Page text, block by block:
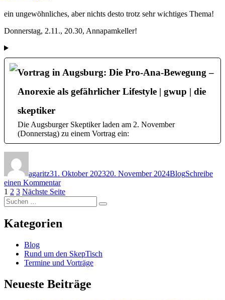
ein ungewöhnliches, aber nichts desto trotz sehr wichtiges Thema!
Donnerstag, 2.11., 20.30, Annapamkeller!
Vortrag in Augsburg: Die Pro-Ana-Bewegung –
Anorexie als gefährlicher Lifestyle | gwup | die
skeptiker
Die Augsburger Skeptiker laden am 2. November
(Donnerstag) zu einem Vortrag ein:
agaritz31. Oktober 202320. November 2024BlogSchreibe
einen Kommentarzu
Vortrag
Augsburg:
Pro-
–
Anorexie
gefährlicher
Lifestyle
Seitennummerierung
der
Beiträge
Seite
1 Seite
2 Seite
3 Nächste Seite
Suchen
nach:
Suchen
Kategorien
Blog
Rund um den SkepTisch
Termine und Vorträge
Neueste Beiträge